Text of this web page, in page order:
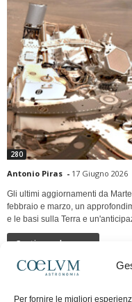
Per fornire le migliori
280
Antonio Piras - 17 Giugno 2026
Gli ultimi aggiornamenti da
febbraio e marzo, un
e le basi sulla Terra e
Continua a leggere